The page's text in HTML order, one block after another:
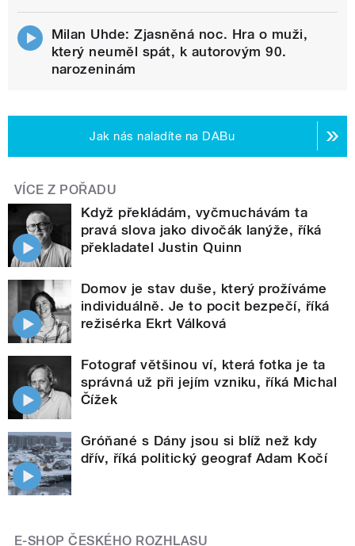
Milan Uhde: Zjasněná noc. Hra o muži,
který neuměl spát, k autorovým 90.
narozeninám
Jak nás naladíte na DABu
VÍCE Z POŘADU
Když překládám, vyčmuchávám ta
pravá slova jako divočák lanýže, říká
překladatel Justin Quinn
Domov je stav duše, který prožíváme
individuálně. Je to pocit bezpečí, říká
režisérka Ekrt Válková
Fotograf většinou ví, která fotka je ta
správná už při jejím vzniku, říká Michal
Čížek
Gróňané s Dány jsou si blíž než kdy
dřív, říká politický geograf Adam Kočí
E-SHOP ČESKÉHO ROZHLASU